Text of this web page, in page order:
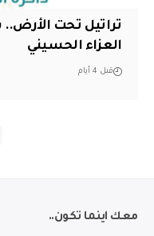
تراتيل تحت
العزاء الحسيني
قبل 4 أيام
معك اينما تكون..